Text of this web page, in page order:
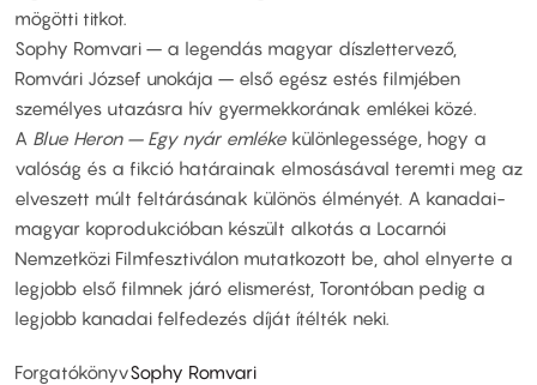
mögötti titkot.
Sophy Romvari – a legendás magyar díszlettervező,
Romvári József unokája – első egész estés filmjében
személyes utazásra hív gyermekkorának emlékei közé.
A Blue Heron – Egy nyár emléke különlegessége, hogy a
valóság és a fikció határainak elmosásával teremti meg az
elveszett múlt feltárásának különös élményét. A kanadai-
magyar koprodukcióban készült alkotás a Locarnói
Nemzetközi Filmfesztiválon mutatkozott be, ahol elnyerte a
legjobb első filmnek járó elismerést, Torontóban pedig a
legjobb kanadai felfedezés díját ítélték neki.
ForgatókönyvSophy Romvari